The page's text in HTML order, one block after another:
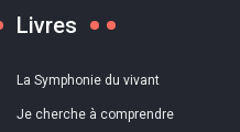
Livres
La Symphonie du vivant
Je cherche à comprendre